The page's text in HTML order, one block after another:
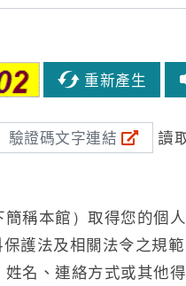
重新產生
驗證碼文字連結 讀
稱本館）取得您的個
護法及相關法令之規範
名、連絡方式或其他